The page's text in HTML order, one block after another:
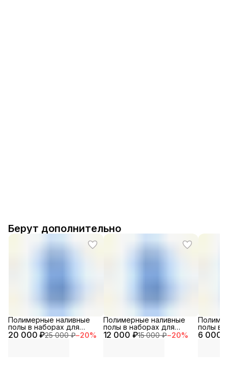
Берут дополнительно
20 000 ₽25 000 ₽−20%
Полимерные наливные
полы в наборах для
помещений
12 000 ₽15 000 ₽−20%
Полимерные наливные
полы в наборах для
помещений особого
6 000
полы в